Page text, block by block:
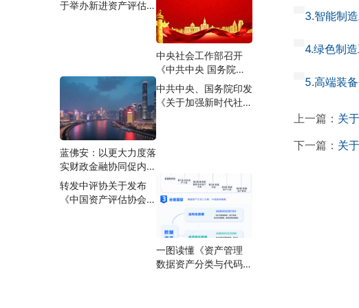
3.智能制
4.绿色制
5.高端装
上一篇： 关
下一篇： 关
活动的通知
于举办新进资产评估师
中央社会工作部召开
《中共中央 国务院关
于加强新时代社会工作
的意见》学习贯彻工作
部署推进会
蓝佛安：以更大力度落
实财政金融协同促内需
一揽子政策
中共中央、国务院印发
《关于加强新时代社会
转发中评协关于发布
《中国资产评估协会关
一图读懂《资产管理
数据资产分类与代码》